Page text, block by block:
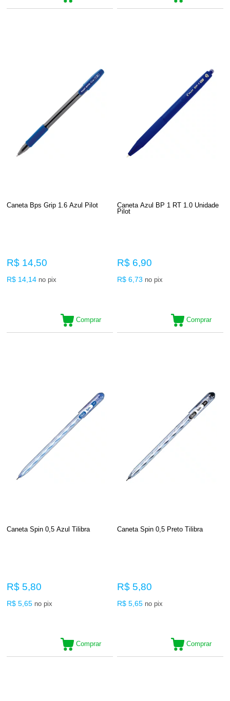
Caneta Bps Grip 1.6 Azul Pilot
R$ 14,50
R$ 14,14 no pix
Comprar
Caneta Azul BP 1 RT 1.0 Unidade
Pilot
R$ 6,90
R$ 6,73 no pix
Comprar
Caneta Spin 0,5 Azul Tilibra
R$ 5,80
R$ 5,65 no pix
Comprar
Caneta Spin 0,5 Preto Tilibra
R$ 5,80
R$ 5,65 no pix
Comprar